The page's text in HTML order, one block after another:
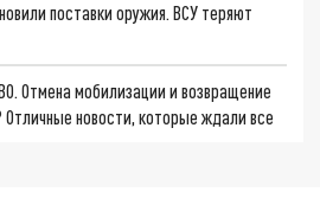
поставки оружия. ВСУ теряют
Отмена мобилизации и возвращение
новости, которые ждали все